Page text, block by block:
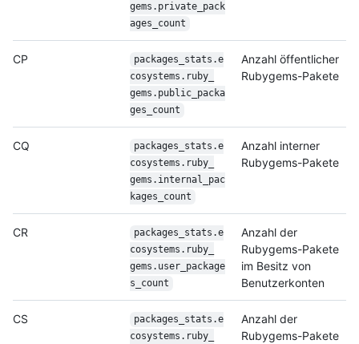
gems.private_pack
ages_ count
CP
packages_stats.e
cosystems.ruby_
gems.public_packa
ges_ count
Anzahl öffentlicher
Rubygems-Pakete
CQ
packages_stats.e
cosystems.ruby_
gems.internal_pac
kages_ count
Anzahl interner
Rubygems-Pakete
CR
packages_stats.e
cosystems.ruby_
gems.user_package
s_ count
Anzahl der
Rubygems-Pakete
im Besitz von
Benutzerkonten
CS
packages_stats.e
cosystems.ruby_
Anzahl der
Rubygems-Pakete